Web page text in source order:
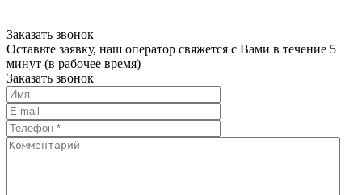
Заказать звонок
Оставьте заявку, наш оператор свяжется с Вами в течение 5
минут (в рабочее время)
Заказать звонок